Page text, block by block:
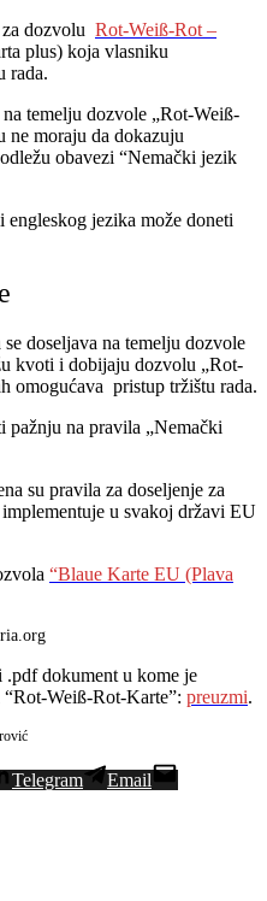
dozvolu Rot-Weiß-Rot –
plus) koja vlasniku
rada.
temelju dozvole „Rot-Weiß-
ne moraju da dokazuju
obavezi “Nemački jezik
jezika može doneti
se doseljava na temelju dozvole
kvoti i dobijaju dozvolu „Rot-
omogućava pristup tržištu rada.
pažnju na pravila „Nemački
su pravila za doseljenje za
u svakoj državi EU
“Blaue Karte EU (Plava
.pdf dokument u kome je
Weiß-Rot-Karte”: preuzmi.
Telegram
Email